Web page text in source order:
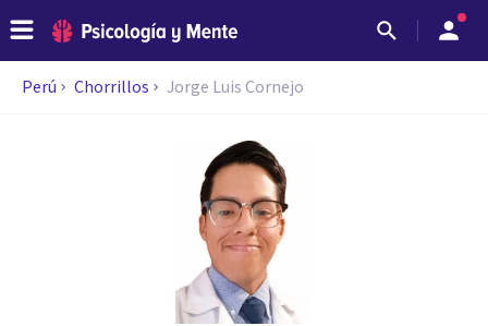
Perú Chorrillos Jorge Luis Cornejo